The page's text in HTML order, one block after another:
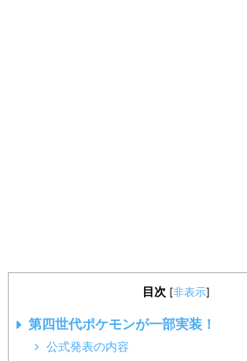
目次 [非表示]
第四世代ポケモンが一部実装！
公式発表の内容